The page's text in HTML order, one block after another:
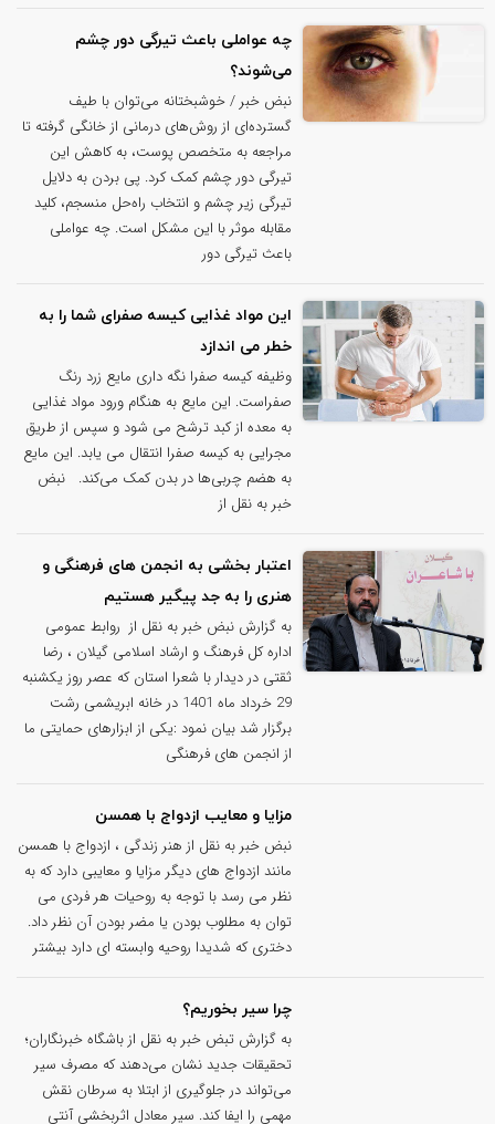
چه عواملی باعث تیرگی دور چشم
می‌شوند؟
نبض خبر / خوشبختانه می‌توان با طیف
گسترده‌ای از روش‌های درمانی از خانگی گرفته تا
مراجعه به متخصص پوست، به کاهش این
تیرگی دور چشم کمک کرد. پی‌ بردن به دلایل
تیرگی زیر چشم و انتخاب راه‌حل منسجم، کلید
مقابله موثر با این مشکل است. چه عواملی
باعث تیرگی دور
این مواد غذایی کیسه صفرای شما را به
خطر می اندازد
وظیفه کیسه صفرا نگه داری مایع زرد رنگ
صفراست. این مایع به هنگام ورود مواد غذایی
به معده از کبد ترشح می شود و سپس از طریق
مجرایی به کیسه صفرا انتقال می یابد. این مایع
به هضم چربی‌ها در بدن کمک می‌کند. نبض
خبر به نقل از
اعتبار بخشی به انجمن های فرهنگی و
هنری را به جد پیگیر هستیم
به گزارش نبض خبر به نقل از روابط عمومی
اداره کل فرهنگ و ارشاد اسلامی گیلان ، رضا
ثقتی در دیدار با شعرا استان که عصر روز یکشنبه
29 خرداد ماه 1401 در خانه ابریشمی رشت
برگزار شد بیان نمود :یکی از ابزارهای حمایتی ما
از انجمن های فرهنگی
مزایا و معایب ازدواج با همسن
نبض خبر به نقل از هنر زندگی ، ازدواج با همسن
مانند ازدواج های دیگر مزایا و معایبی دارد که به
نظر می رسد با توجه به روحیات هر فردی می
توان به مطلوب بودن یا مضر بودن آن نظر داد.
دختری که شدیدا روحیه وابسته ای دارد بیشتر
چرا سیر بخوریم؟
به گزارش تبض خبر به نقل از باشگاه خبرنگاران؛
تحقیقات جدید نشان می‌دهند که مصرف سیر
می‌تواند در جلوگیری از ابتلا به سرطان نقش
مهمی را ایفا کند. سیر معادل اثربخشی آنتی